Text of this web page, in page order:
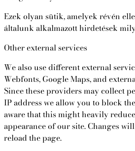
Ezek olyan sütik, amelyek révén
általunk alkalmazott hirdetések
Other external services
We also use different external
Webfonts, Google Maps, and
Since these providers may collect
IP address we allow you to block
aware that this might heavily
appearance of our site. Changes
reload the page.